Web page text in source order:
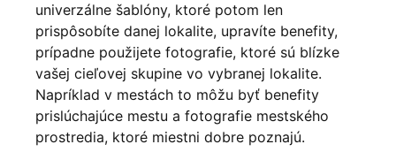
univerzálne šablóny, ktoré potom len
prispôsobíte danej lokalite, upravíte benefity,
prípadne použijete fotografie, ktoré sú blízke
vašej cieľovej skupine vo vybranej lokalite.
Napríklad v mestách to môžu byť benefity
prislúchajúce mestu a fotografie mestského
prostredia, ktoré miestni dobre poznajú.